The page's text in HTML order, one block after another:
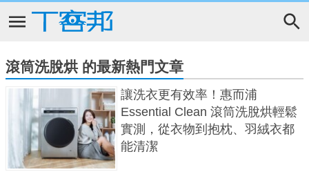
滾筒洗脫烘 的最新熱門文章
讓洗衣更有效率！惠而浦
Essential Clean 滾筒洗脫烘輕鬆
實測，從衣物到抱枕、羽絨衣都
能清潔